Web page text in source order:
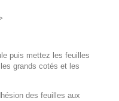
puis mettez les feuilles
grands cotés et les
des feuilles aux